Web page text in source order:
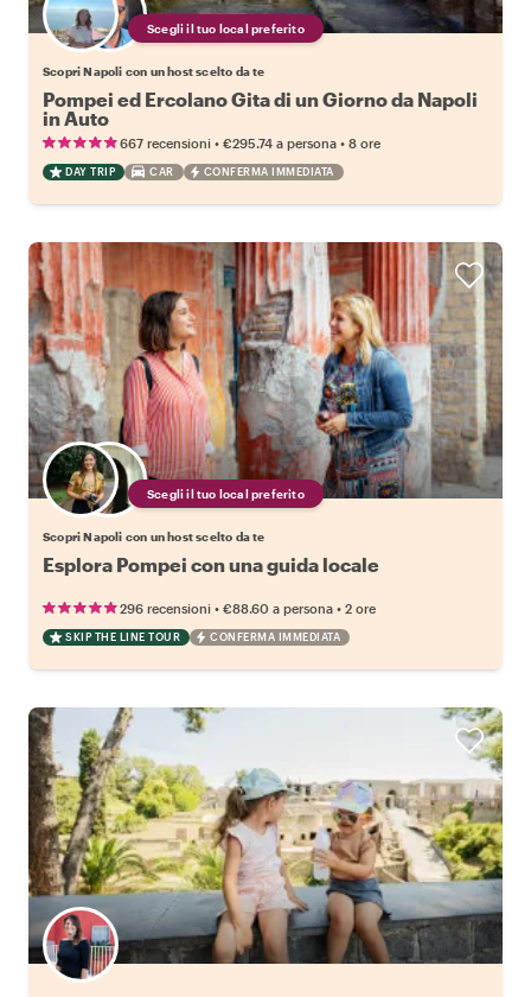
Scegli il tuo local preferito
Scopri Napoli con un host scelto da te
Pompei ed Ercolano Gita di un Giorno da Napoli
in Auto
667 recensioni • €295.74 a persona • 8 ore
DAY TRIP CAR CONFERMA IMMEDIATA
Scegli il tuo local preferito
Scopri Napoli con un host scelto da te
Esplora Pompei con una guida locale
296 recensioni • €88.60 a persona • 2 ore
SKIP THE LINE TOUR CONFERMA IMMEDIATA